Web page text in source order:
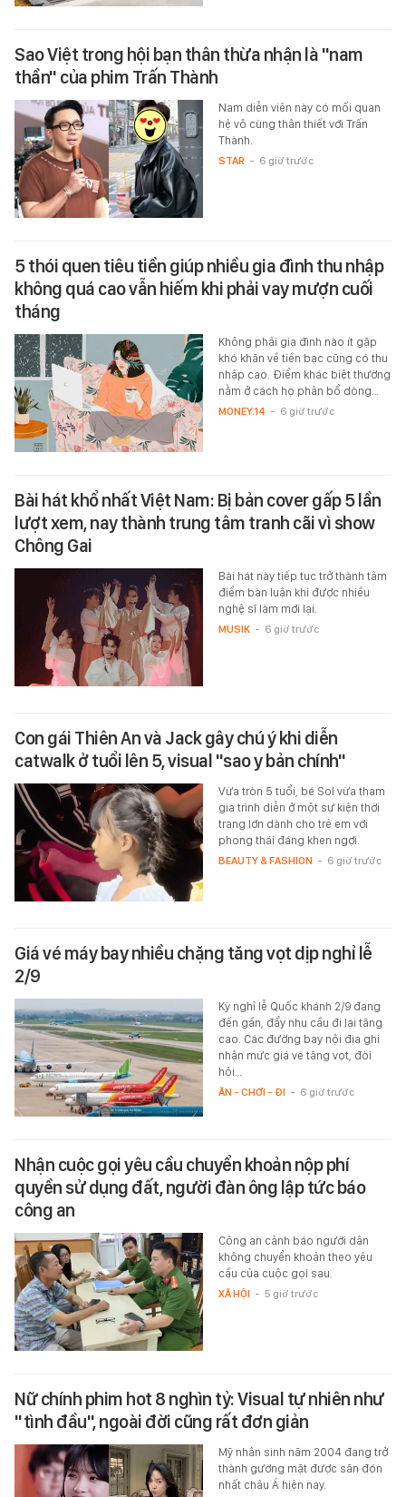
Sao Việt trong hội bạn thân thừa nhận là "nam
thần" của phim Trấn Thành
Nam diễn viên này có mối quan
hệ vô cùng thân thiết với Trấn
Thành.
STAR - 6 giờ trước
5 thói quen tiêu tiền giúp nhiều gia đình thu nhập
không quá cao vẫn hiếm khi phải vay mượn cuối
tháng
Không phải gia đình nào ít gặp
khó khăn về tiền bạc cũng có thu
nhập cao. Điểm khác biệt thường
nằm ở cách họ phân bổ dòng…
MONEY.14 - 6 giờ trước
Bài hát khổ nhất Việt Nam: Bị bản cover gấp 5 lần
lượt xem, nay thành trung tâm tranh cãi vì show
Chông Gai
Bài hát này tiếp tục trở thành tâm
điểm bàn luận khi được nhiều
nghệ sĩ làm mới lại.
MUSIK - 6 giờ trước
Con gái Thiên An và Jack gây chú ý khi diễn
catwalk ở tuổi lên 5, visual "sao y bản chính"
Vừa tròn 5 tuổi, bé Sol vừa tham
gia trình diễn ở một sự kiện thời
trang lớn dành cho trẻ em với
phong thái đáng khen ngợi.
BEAUTY & FASHION - 6 giờ trước
Giá vé máy bay nhiều chặng tăng vọt dịp nghỉ lễ
2/9
Kỳ nghỉ lễ Quốc khánh 2/9 đang
đến gần, đẩy nhu cầu đi lại tăng
cao. Các đường bay nội địa ghi
nhận mức giá vé tăng vọt, đòi
hỏi…
ĂN - CHƠI - ĐI - 6 giờ trước
Nhận cuộc gọi yêu cầu chuyển khoản nộp phí
quyền sử dụng đất, người đàn ông lập tức báo
công an
Công an cảnh báo người dân
không chuyển khoản theo yêu
cầu của cuộc gọi sau.
XÃ HỘI - 5 giờ trước
Nữ chính phim hot 8 nghìn tỷ: Visual tự nhiên như
"tình đầu", ngoài đời cũng rất đơn giản
Mỹ nhân sinh năm 2004 đang trở
thành gương mặt được săn đón
nhất châu Á hiện nay.